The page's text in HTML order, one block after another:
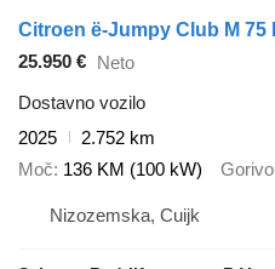
25.950 € Neto
Dostavno vozilo
2025
2.752 km
Moč 136 KM (100 kW) Gorivo
Nizozemska, Cuijk